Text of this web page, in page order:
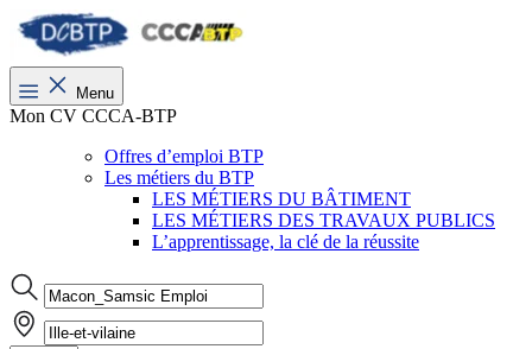
Menu
Mon CV CCCA-BTP
Offres d’emploi BTP
Les métiers du BTP
LES MÉTIERS DU BÂTIMENT
LES MÉTIERS DES TRAVAUX PUBLICS
L’apprentissage, la clé de la réussite